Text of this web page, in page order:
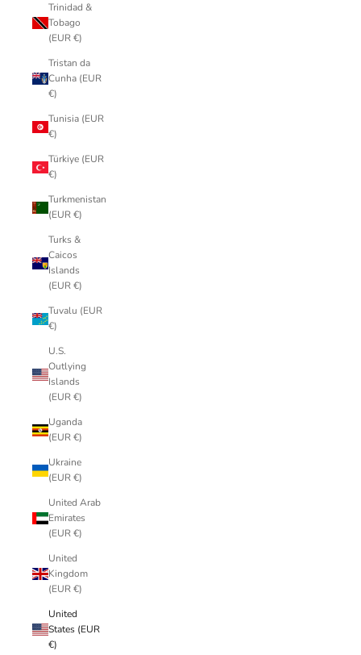
Trinidad &
Tobago
(EUR €)
Tristan da
Cunha (EUR
€)
Tunisia (EUR
€)
Türkiye (EUR
€)
Turkmenistan
(EUR €)
Turks &
Caicos
Islands
(EUR €)
Tuvalu (EUR
€)
U.S.
Outlying
Islands
(EUR €)
Uganda
(EUR €)
Ukraine
(EUR €)
United Arab
Emirates
(EUR €)
United
Kingdom
(EUR €)
United
States (EUR
€)